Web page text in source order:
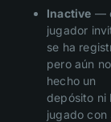
Inactive —
jugador
se ha
pero aún
hecho un
depósito ni
jugado con